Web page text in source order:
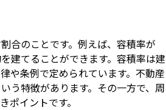
合のことです。例えば、容積率が
建てることができます。容積率は建
や条例で定められています。不動産
う特徴があります。その一方で、周
イントです。